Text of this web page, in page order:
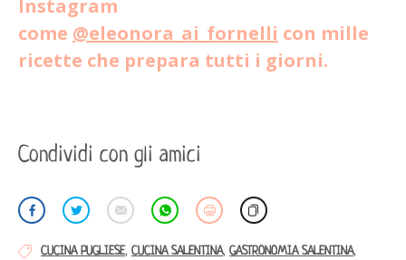
Instagram
come @eleonora_ai_fornelli con mille
ricette che prepara tutti i giorni.
Condividi con gli amici
CUCINA PUGLIESE, CUCINA SALENTINA, GASTRONOMIA SALENTINA,